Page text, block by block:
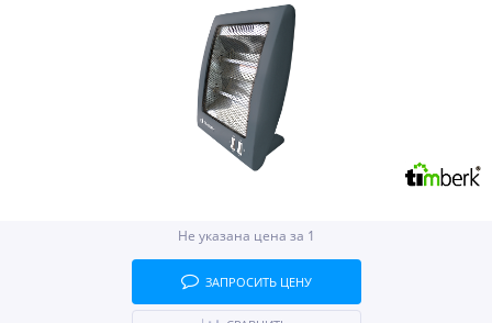
Не указана цена за 1
ЗАПРОСИТЬ ЦЕНУ